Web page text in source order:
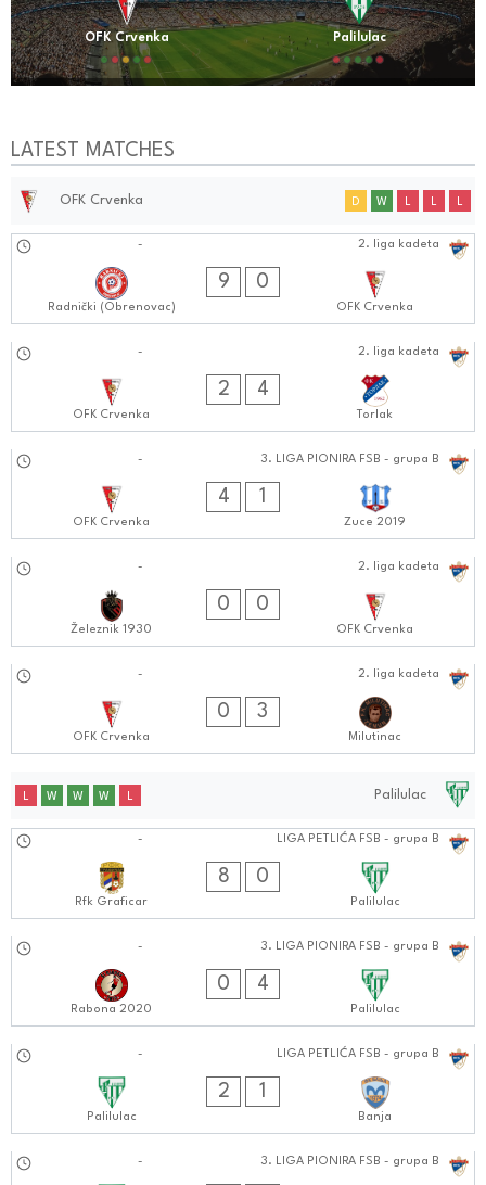
OFK Crvenka Palilulac
LATEST MATCHES
OFK Crvenka D W L L L
2. liga kadeta
-
Radnički (Obrenovac)
9 0
OFK Crvenka
2. liga kadeta
-
OFK Crvenka
2 4
Torlak
3. LIGA PIONIRA FSB - grupa B
-
OFK Crvenka
4 1
Zuce 2019
2. liga kadeta
-
Železnik 1930
0 0
OFK Crvenka
2. liga kadeta
-
OFK Crvenka
0 3
Milutinac
Palilulac
L W W W L
LIGA PETLIĆA FSB - grupa B
-
Rfk Graficar
8 0
Palilulac
3. LIGA PIONIRA FSB - grupa B
-
Rabona 2020
0 4
Palilulac
LIGA PETLIĆA FSB - grupa B
-
Palilulac
2 1
Banja
3. LIGA PIONIRA FSB - grupa B
-